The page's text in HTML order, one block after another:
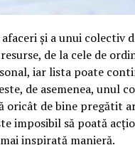
și a unui colectiv
de la cele de
iar lista poate
de asemenea, unul
oricât de bine pregătit
imposibil să poată
inspirată manieră.